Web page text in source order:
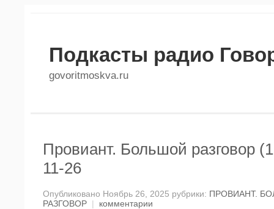
Подкасты радио
govoritmoskva.ru
Провиант. Большой разговор
11-26
Опубликовано Ноябрь 26, 2025 рубрики: ПРОВИАНТ.
РАЗГОВОР | комментарии